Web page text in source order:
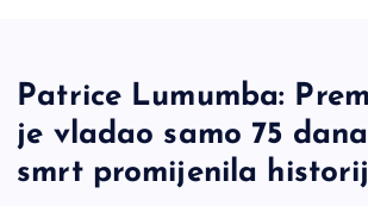
Patrice Lumumba:
je vladao samo 75
smrt promijenila